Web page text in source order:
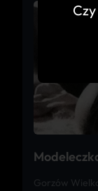
Gorzów